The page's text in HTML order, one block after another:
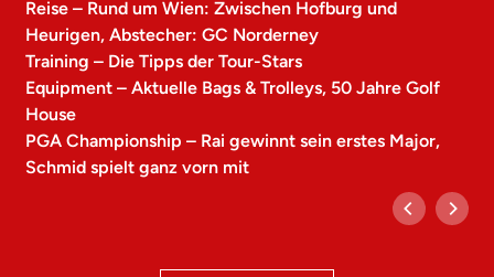
Reise – Rund um Wien: Zwischen Hofburg und
Heurigen, Abstecher: GC Norderney
Training – Die Tipps der Tour-Stars
Equipment – Aktuelle Bags & Trolleys, 50 Jahre Golf
House
PGA Championship – Rai gewinnt sein erstes Major,
Schmid spielt ganz vorn mit